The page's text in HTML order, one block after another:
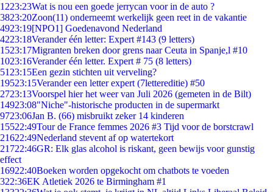
1223:23Wat is nou een goede jerrycan voor in de auto ?
3823:20Zoon(11) onderneemt werkelijk geen reet in de vakantie
4923:19[NPO1] Goedenavond Nederland
4223:18Verander één letter: Expert #143 (9 letters)
1523:17Migranten breken door grens naar Ceuta in Spanje,l #10
1023:16Verander één letter. Expert # 75 (8 letters)
51 23:15Een gezin stichten uit verveling?
19523:15Verander een letter expert (7lettereditie) #50
2723:13Voorspel hier het weer van Juli 2026 (gemeten in de Bilt)
14923:08"Niche"-historische producten in de supermarkt
9723:06Jan B. (66) misbruikt zeker 14 kinderen
15522:49Tour de France femmes 2026 #3 Tijd voor de borstcrawl
21622:49Nederland stevent af op watertekort
21722:46GR: Elk glas alcohol is riskant, geen bewijs voor gunstig
effect
16922:40Boeken worden opgekocht om chatbots te voeden
322:36EK Atletiek 2026 te Birmingham #1